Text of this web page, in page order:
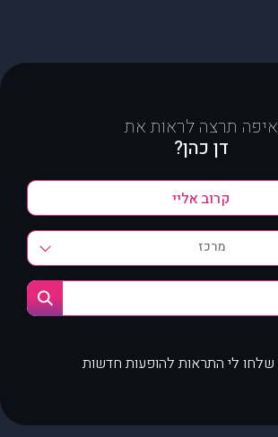
איפה תרצה לראות את
דן כהן?
מרכז
שלחו לי התראות להופעות חדשות